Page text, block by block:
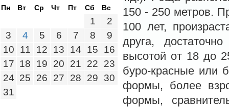
150 - 250 метров.
100 лет,
друга,
высотой от 18 до
буро-красные или
формы, более
формы,
Пн Вт Ср Чт Пт Сб Вс
1
2
3
4 5 6 7 8
9
10
11 12 13 14 15
16
17 18 19 20 21 22
23
24 25 26 27 28 29
30
31